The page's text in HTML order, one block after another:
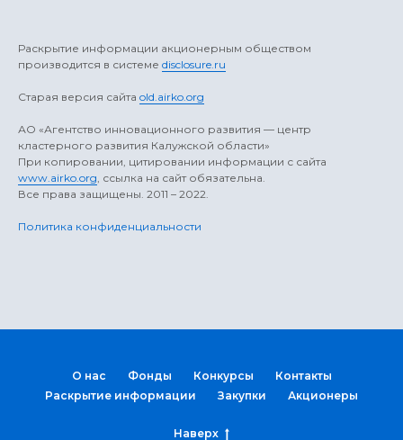
Раскрытие информации акционерным обществом
производится в системе disclosure.ru
Старая версия сайта old.airko.org
АO «Агентство инновационного развития — центр
кластерного развития Калужской области»
При копировании, цитировании информации с сайта
www.airko.org, ссылка на сайт обязательна.
Все права защищены. 2011 – 2022.
Политика конфиденциальности
О нас Фонды Конкурсы
Контакты
Раскрытие информации
Закупки Акционеры
Наверх